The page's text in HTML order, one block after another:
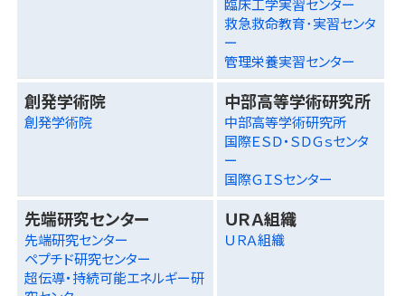
臨床工学実習センター
救急救命教育･実習センタ
ー
管理栄養実習センター
創発学術院
創発学術院
中部高等学術研究所
中部高等学術研究所
国際ＥＳＤ・ＳＤＧｓセンタ
ー
国際ＧＩＳセンター
先端研究センター
先端研究センター
ペプチド研究センター
超伝導・持続可能エネルギー研
ＵＲＡ組織
ＵＲＡ組織